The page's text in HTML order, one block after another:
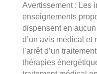
Avertissement : Les
enseignements
dispensent en
d’un avis médical et
l’arrêt d’un
thérapies